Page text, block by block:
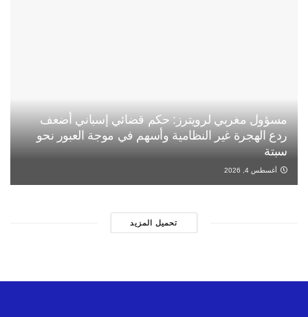
مسؤول مغربي لرويترز: حكم قضائي إسباني أضعف
ردع الهجرة غير النظامية وأسهم في موجة العبور نحو
سبتة
أغسطس 4, 2026
تحميل المزيد